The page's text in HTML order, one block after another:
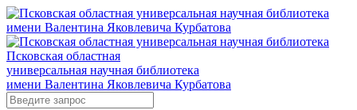
Псковская областная
универсальная научная библиотека
имени Валентина Яковлевича Курбатова